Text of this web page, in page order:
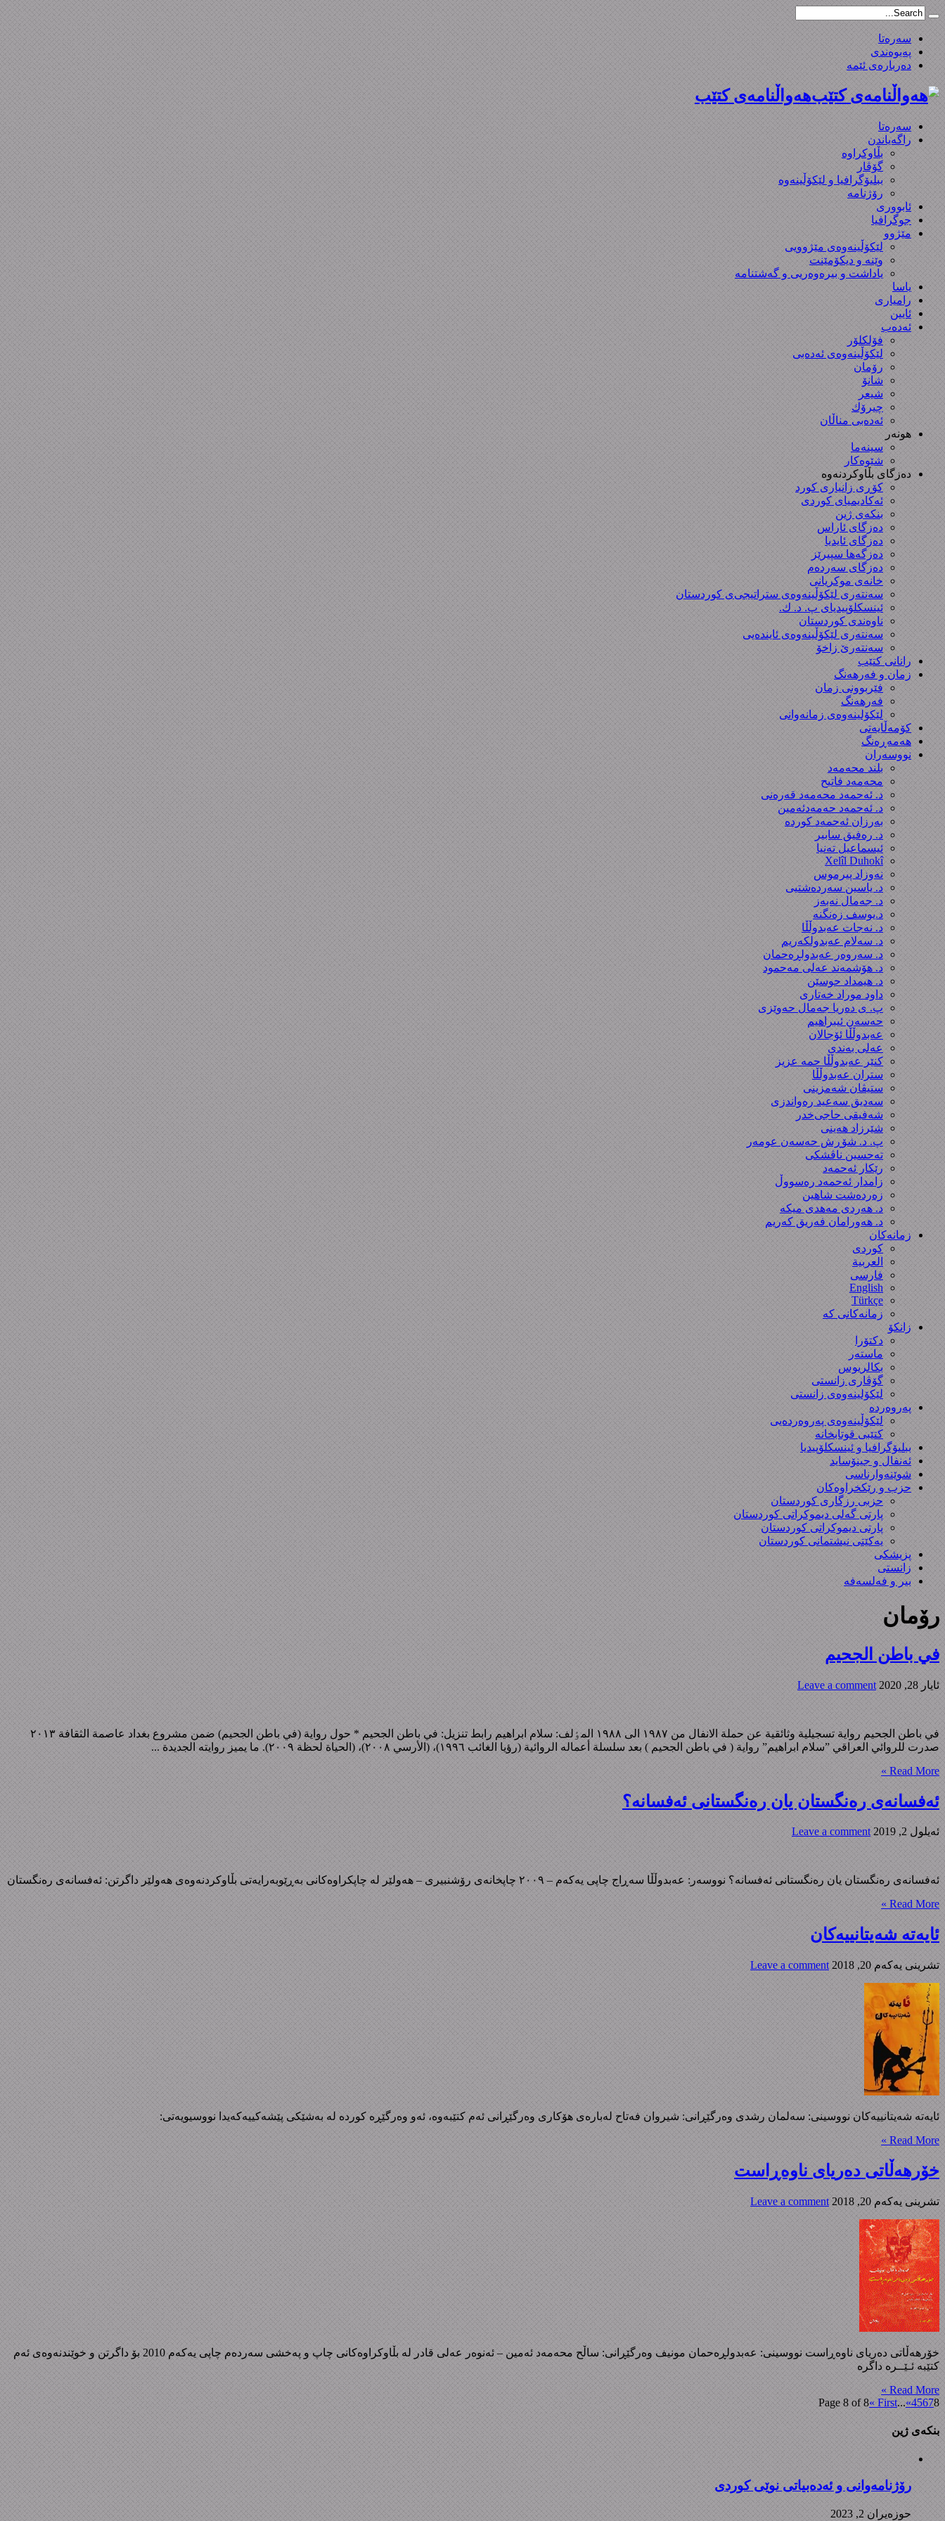
سەرەتا
پەیوەندی
دەربارەی ئێمە
هەواڵنامەی کتێب
سەرەتا
راگەیاندن
بڵاوکراوە
گۆڤار
ببلیۆگرافیا و لێکۆڵینەوە
رۆژنامە
ئابووری
جوگرافیا
مێژوو
لێکۆڵینەوەی مێژوویی
وێنە و دیکۆمێنت
یاداشت و بیره‌وه‌ریی و گەشتنامە
یاسا
رامیاری
ئایین
ئەدەب
فۆلکلۆر
لێکۆڵینەوەی ئەدەبی
رۆمان
شانۆ
شیعر
چیرۆك
ئەدەبی مناڵان
هونەر
سینەما
شێوەکار
دەزگای بڵاوکردنەوە
کۆڕی زانیاری کورد
ئەکادیمیای کوردی
بنکەی ژین
دەزگای ئاراس
دەزگای ئایدیا
دەزگەها سپیرێز
دەزگای سەردەم
خانەی موکریانی
سەنتەری لێكۆڵینەوەی ستراتیجی‌ی كوردستان
ئینسکلۆپیدیای پ. د. ك.
ناوەندی کوردستان
سەنتەری لێکۆڵینەوەى ئایندەیی
سەنتەرێ زاخۆ
رانانی کتێب
زمان و فەرهەنگ
فێربوونی زمان
فەرهەنگ
لێکۆلینەوەی زمانەوانی
کۆمەڵایەتی
هەمەڕەنگ
نووسەران
بلند محەمەد
محەمەد فاتیح
د. ئەحمەد محەمەد قەرەنی
د. ئەحمەد حەمەدئەمین
بەرزان ئەحمەد کورده
د. رەفیق سابیر
ئیسماعیل تەنیا
Xelîl Duhokî
نەوزاد پیرموس
د. یاسین سەردەشتیی
د. جەمال نەبەز
د.یوسف زه‌نگنه‌
د. نەجات عەبدوڵڵا
د. سەلام عەبدولكەریم
د. سەروەر عەبدولڕەحمان
د. هۆشمەند عەلی مەحمود
د. هیمداد حوسێن
داود موراد خەتاری
پ. ی دەریا جەمال حەوێزی
حەسەن ئیبراهیم
عەبدوڵڵا ئۆجالان
عەلی بەندی
کنێر عەبدوڵڵا حمە عزیز
ستران عەبدوڵڵا
ستیڤان شەمزینی
سەدیق سەعید رەواندزی
شه‌فیقی حاجی‌خدر
شێرزاد هەینی
پ. د. شۆڕش حەسەن عومەر
تەحسین ناڤشکی
رێکار ئەحمەد
زامدار ئەحمەد رەسووڵ
زه‌رده‌شت شاهین
د. هەردی مەهدی میکە
د. هەورامان فەریق كەریم
زمانەکان
کوردی
العربیة
فارسی
English
Türkçe
زمانەکانی کە
زانکۆ
دکتۆرا
ماستەر
بکالریوس
گۆڤاری زانستی
لێکۆلینەوەی زانستی
پەروەردە
لێکۆڵینەوەی پەروەردەیی
کتێبی قوتابخانە
ببلیۆگرافیا و ئینسکلۆپیدیا
ئەنفال و جینۆساید
شوێنەوارناسی
حزب و رێکخراوەکان
حزبی رزگاری کوردستان
پارتی گەلی دیموکراتی کوردستان
پارتی دیموکراتی کوردستان
یەکێتی نیشتمانی کوردستان
پزیشکی
زانستی
بیر و فەلسەفە
رۆمان
في باطن الجحیم
ئایار 28, 2020 Leave a comment
في باطن الجحیم روایة تسجیلیة وثائقیة عن حملة الانفال من ١٩٨٧ الی ١٩٨٨ المٶلف: سلام ابراهیم رابط تنزیل: في باطن الجحیم * حول روایة (في باطن الجحیم) ضمن مشروع بغداد عاصمة الثقافة ٢٠١٣
صدرت للروائي العراقي ”سلام ابراهيم” رواية ( في باطن الجحيم ) بعد سلسلة أعماله الروائية (رؤيا الغائب ١٩٩٦)، (الأرسي ٢٠٠٨)، (الحياة لحظة ٢٠٠٩). ما يميز روايته الجديدة ...
Read More »
ئه‌فسانه‌ی ره‌نگستان یان ره‌نگستانی ئه‌فسانه‌؟
ئه‌یلول 2, 2019 Leave a comment
ئه‌فسانه‌ی ره‌نگستان یان ره‌نگستانی ئه‌فسانه‌؟ نووسەر: عەبدوڵڵا سەڕاج چاپی یەکەم – ٢٠٠٩ چاپخانەی رۆشنبیری – هەولێر لە چاپکراوەکانی بەڕێوبەرایەتی بڵاوکردنەوەی هەولێر داگرتن: ئه‌فسانه‌ی ره‌نگستان
Read More »
ئایه‌ته‌ شه‌یتانییه‌کان
تشرینی یه‌كه‌م 20, 2018 Leave a comment
ئایه‌ته‌ شه‌یتانییه‌کان نووسینی: سه‌لمان رشدی وه‌رگێڕانی: شیروان فه‌تاح لەبارەی هۆکاری وەرگێڕانی ئەم کتێبەوە، ئەو وەرگێڕە کوردە لە بەشێکی پێشەکییەکەیدا نووسیویەتی:
Read More »
خۆرهه‌ڵاتی‌ ده‌ریای‌ ناوه‌ڕاست
تشرینی یه‌كه‌م 20, 2018 Leave a comment
خۆرهه‌ڵاتی‌ ده‌ریای‌ ناوه‌ڕاست نووسینی‌: عه‌بدولڕه‌حمان مونیف وه‌رگێڕانی‌: ساڵح محه‌مه‌د ئه‌مین – ئه‌نوه‌ر عه‌لی‌ قادر لە بڵاوکراوەکانی چاپ و پەخشی سەردەم چاپی یەکەم 2010 بۆ داگرتن و خوێندنەوەی ئەم
کتێبە ئـێــرە داگرە
Read More »
Page 8 of 8« First...«45678
بنکەی ژین
رۆژنامەوانی و ئەدەبیاتی نوێی کوردی
حوزه‌یران 2, 2023